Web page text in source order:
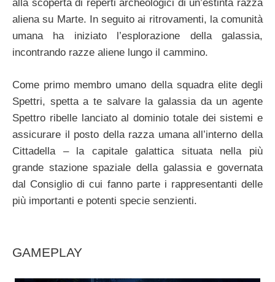
alla scoperta di reperti archeologici di un’estinta razza
aliena su Marte. In seguito ai ritrovamenti, la comunità
umana ha iniziato l’esplorazione della galassia,
incontrando razze aliene lungo il cammino.
Come primo membro umano della squadra elite degli
Spettri, spetta a te salvare la galassia da un agente
Spettro ribelle lanciato al dominio totale dei sistemi e
assicurare il posto della razza umana all’interno della
Cittadella – la capitale galattica situata nella più
grande stazione spaziale della galassia e governata
dal Consiglio di cui fanno parte i rappresentanti delle
più importanti e potenti specie senzienti.
GAMEPLAY